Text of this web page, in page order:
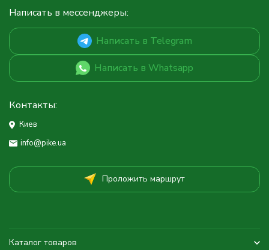
Написать в мессенджеры:
Написать в Telegram
Написать в Whatsapp
Контакты:
Киев
info@pike.ua
Проложить маршрут
Каталог товаров